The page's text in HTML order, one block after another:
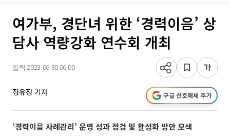
여가부, 경단녀 위한 ‘경력이음’ 상
담사 역량강화 연수회 개최
입력 2023-06-30 06:00
정유정 기자 구글 선호매체 추가
‘경력이음 사례관리’ 운영 성과 점검 및 활성화 방안 모색